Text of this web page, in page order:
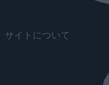
サイトについて